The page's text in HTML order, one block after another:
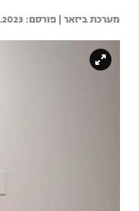
מערכת ביזאר |